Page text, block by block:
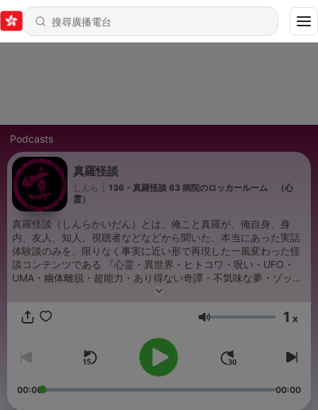
Podcasts
真羅怪談
しんら
136 - 真羅怪談 63 病院のロッカールーム （心
霊）
真羅怪談（しんらかいだん）とは、俺こと真羅が、俺自身、身
内、友人、知人、視聴者などなどから聞いた、本当にあった実話
体験談のみを、限りなく事実に近い形で再現した一風変わった怪
談コンテンツである 『心霊・異世界・ヒトコワ・呪い・UFO・
UMA・幽体離脱・超能力・あり得ない奇譚・不気味な夢・ゾッと
談』をご視聴頂いて、何らかの霊障があったとしても 当番組は一
https://www.youtube.com/@sinlla/playlists X:
https://www.instagram.com/sinllakaidan/
音量 1 x
00:00 00:00